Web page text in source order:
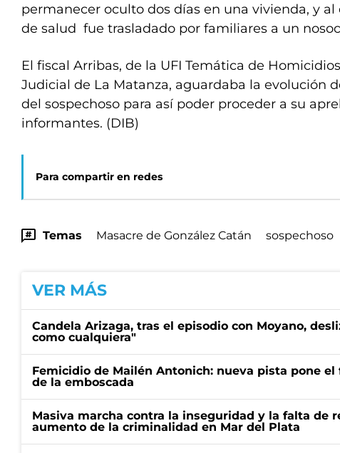
permanecer oculto dos días en una vivienda, y
de salud fue trasladado por familiares a un
El fiscal Arribas, de la UFI Temática de
Judicial de La Matanza, aguardaba la evolución
del sospechoso para así poder proceder a su
informantes. (DIB)
Para compartir en redes
Temas Masacre de González Catán sospechoso
VER MÁS
Candela Arizaga, tras el episodio con Moyano,
como cualquiera"
Femicidio de Mailén Antonich: nueva pista pone el
de la emboscada
Masiva marcha contra la inseguridad y la falta de
aumento de la criminalidad en Mar del Plata